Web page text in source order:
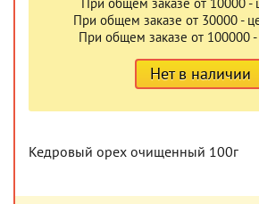
При общем заказе от 30000 -
При общем заказе от 100000
Нет в наличии
Кедровый орех очищенный 100г